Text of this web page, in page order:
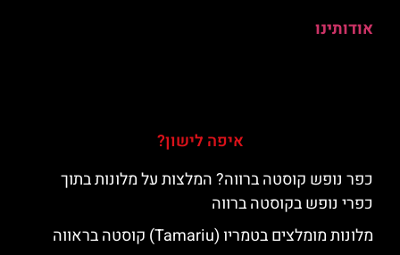
אודותינו
איפה לישון?
כפר נופש קוסטה ברווה? המלצות על מלונות בתוך
כפרי נופש בקוסטה ברווה
מלונות מומלצים בטמריו (Tamariu) קוסטה בראווה